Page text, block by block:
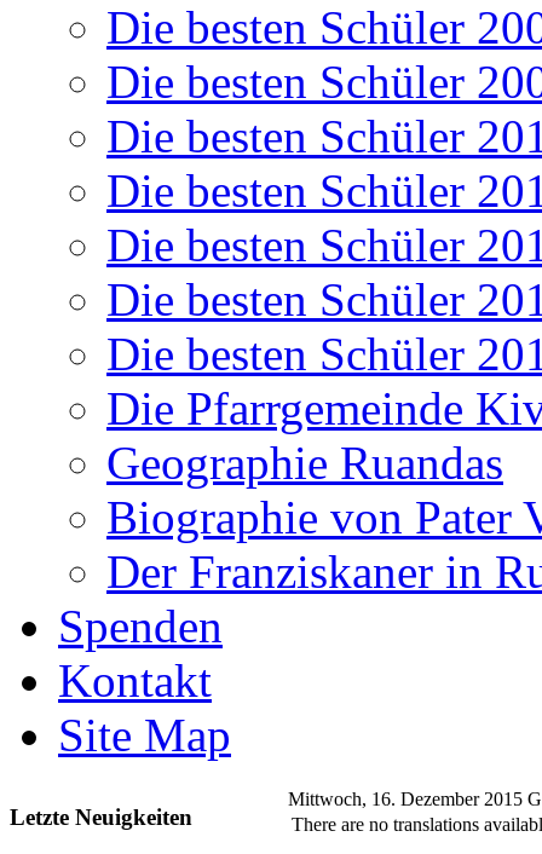
Die besten Schüler
Die besten Schüler
Die besten Schüler
Die besten Schüler
Die besten Schüler
Die besten Schüler
Die besten Schüler
Die Pfarrgemeinde
Geographie Ruandas
Biographie von Pater
Der Franziskaner in
Spenden
Kontakt
Site Map
Letzte Neuigkeiten
Mittwoch, 16. Dezember 2015
There are no translations